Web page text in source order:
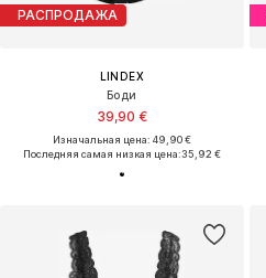
РАСПРОДАЖА
LINDEX
Боди
39,90 €
Изначальная цена: 49,90 €
Последняя самая низкая цена:35,92 €